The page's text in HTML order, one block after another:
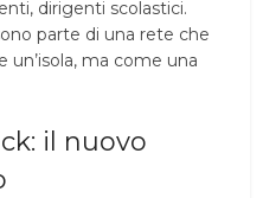
dirigenti scolastici.
parte di una rete che
un’isola, ma come una
il nuovo